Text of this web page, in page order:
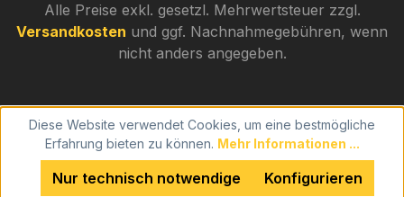
Alle Preise exkl. gesetzl. Mehrwertsteuer zzgl.
Versandkosten und ggf. Nachnahmegebühren, wenn
nicht anders angegeben.
Diese Website verwendet Cookies, um eine bestmögliche
Erfahrung bieten zu können. Mehr Informationen ...
Nur technisch notwendige Konfigurieren